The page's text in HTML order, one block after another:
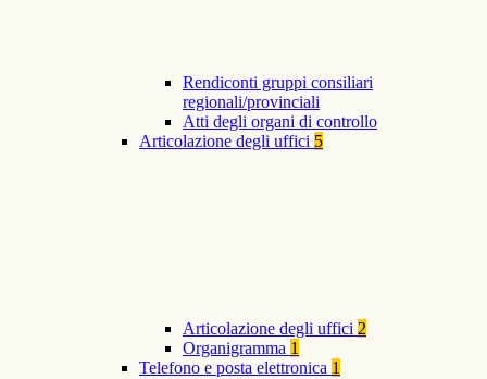
Rendiconti gruppi consiliari
regionali/provinciali
Atti degli organi di controllo
Articolazione degli uffici 5
Articolazione degli uffici 2
Organigramma 1
Telefono e posta elettronica 1